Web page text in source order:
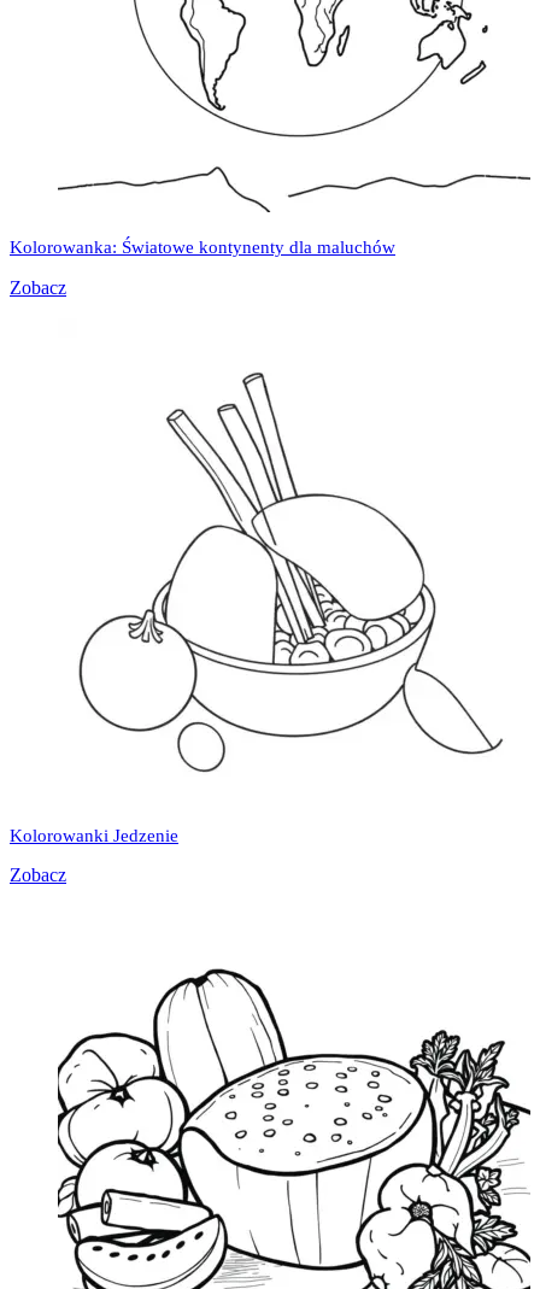
Kolorowanka: Światowe kontynenty dla maluchów
Zobacz
Kolorowanki Jedzenie
Zobacz